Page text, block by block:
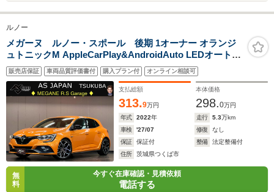
ルノー
メガーヌ ルノー・スポール 後期 1オーナー オランジ
ュトニックM AppleCarPlay&AndroidAuto LEDオートラ
イト シーケンシャルテール Bremboキャリパー レーダー
クルーズ 衝突軽減B 車線保持補助 Bカメラ ETC スペアキ
ー RSドライブモード 禁煙
販売店保証 車両品質評価書付 購入プラン付 オンライン相談可
支払総額
313.9万円
本体価格
298.0万円
年式
2022年 走行 5.3万km
車検
'27/07 修復
なし
保証
保証付 整備
法定整備付
住所
茨城県つくば市
無
料
今すぐ在庫確認・見積依頼
電話する